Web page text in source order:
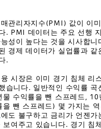
관리자지수(PMI) 값이 이
. PMI 데이터는 주요 선행
성이 높다는 것을 시사합니
경제 데이터가 실업률과 같
.
시장은 이미 경기 침체 리
습니다. 일반적인 수익률 곡
물 수익률을 뺀 스프레드, 10
을 뺀 스프레드) 몇 가지는 역
에도 불구하고 금리가 언젠가
보여주고 있습니다. 경기 침